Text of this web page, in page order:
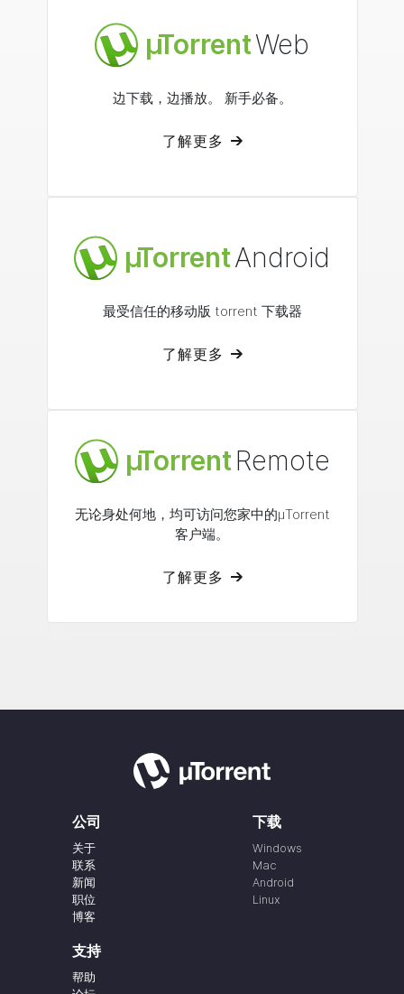
µTorrentWeb
边下载，边播放。 新手必备。
了解更多
µTorrentAndroid
最受信任的移动版 torrent 下载器
了解更多
µTorrentRemote
无论身处何地，均可访问您家中的µTorrent
客户端。
了解更多
公司
关于
联系
新闻
职位
博客
下载
Windows
Mac
Android
Linux
支持
帮助